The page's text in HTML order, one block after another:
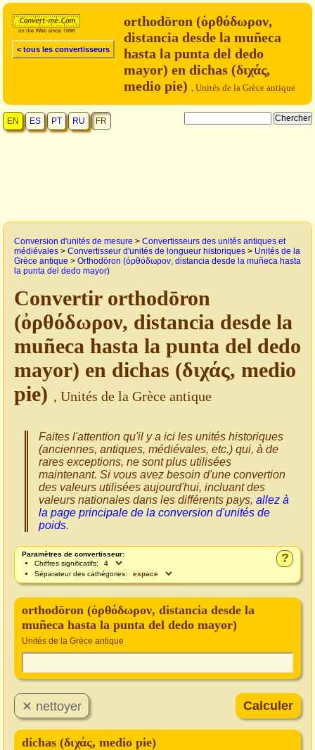
< tous les convertisseurs
orthodōron (ὀρθόδωρον,
distancia desde la muñeca
hasta la punta del dedo
mayor) en dichas (διχάς,
medio pie) , Unités de la Grèce antique
EN ES PT RU FR
Conversion d'unités de mesure > Convertisseurs des unités antiques et
médiévales > Convertisseur d'unités de longueur historiques > Unités de la
Grèce antique > Orthodōron (ὀρθόδωρον, distancia desde la muñeca hasta
la punta del dedo mayor)
Convertir orthodōron
(ὀρθόδωρον, distancia desde la
muñeca hasta la punta del dedo
mayor) en dichas (διχάς, medio
pie) , Unités de la Grèce antique
Faites l'attention qu'il y a ici les unités historiques
(anciennes, antiques, médiévales, etc.) qui, à de
rares exceptions, ne sont plus utilisées
maintenant. Si vous avez besoin d'une convertion
des valeurs utilisées aujourd'hui, incluant des
valeurs nationales dans les différents pays, allez à
la page principale de la conversion d'unités de
poids.
?
Paramètres de convertisseur:
Chiffres significatifs:
Séparateur des cathégories:
orthodōron (ὀρθόδωρον, distancia desde la
muñeca hasta la punta del dedo mayor)
Unités de la Grèce antique
dichas (διχάς, medio pie)